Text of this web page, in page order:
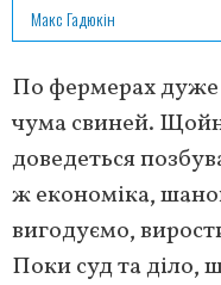
Макс Гадюкін
По фермерах дуже
чума свиней.
доведеться
ж економіка,
вигодуємо,
Поки суд та діло,